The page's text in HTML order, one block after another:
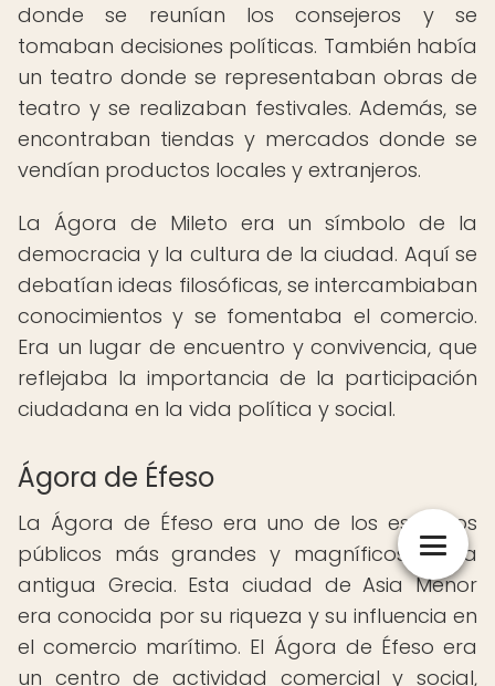
donde se reunían los consejeros y se
tomaban decisiones políticas. También había
un teatro donde se representaban obras de
teatro y se realizaban festivales. Además, se
encontraban tiendas y mercados donde se
vendían productos locales y extranjeros.
La Ágora de Mileto era un símbolo de la
democracia y la cultura de la ciudad. Aquí se
debatían ideas filosóficas, se intercambiaban
conocimientos y se fomentaba el comercio.
Era un lugar de encuentro y convivencia, que
reflejaba la importancia de la participación
ciudadana en la vida política y social.
Ágora de Éfeso
La Ágora de Éfeso era uno de los espacios
públicos más grandes y magníficos de la
antigua Grecia. Esta ciudad de Asia Menor
era conocida por su riqueza y su influencia en
el comercio marítimo. El Ágora de Éfeso era
un centro de actividad comercial y social,